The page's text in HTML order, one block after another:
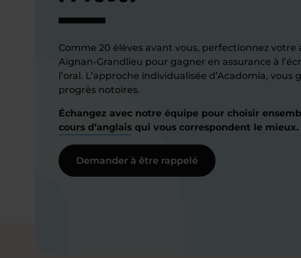
Comme 20 élèves avant vous, perfectionnez votre
Aignan-Grandlieu pour gagner en assurance à
l’oral. L’approche individualisée d’Acadomia, vous
progrès notoires.
Échangez avec notre équipe pour choisir
cours d’anglais qui vous correspondent le mieux.
Demander à être rappelé